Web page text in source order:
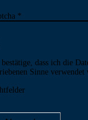
*
dass ich die
Sinne ver­wendet